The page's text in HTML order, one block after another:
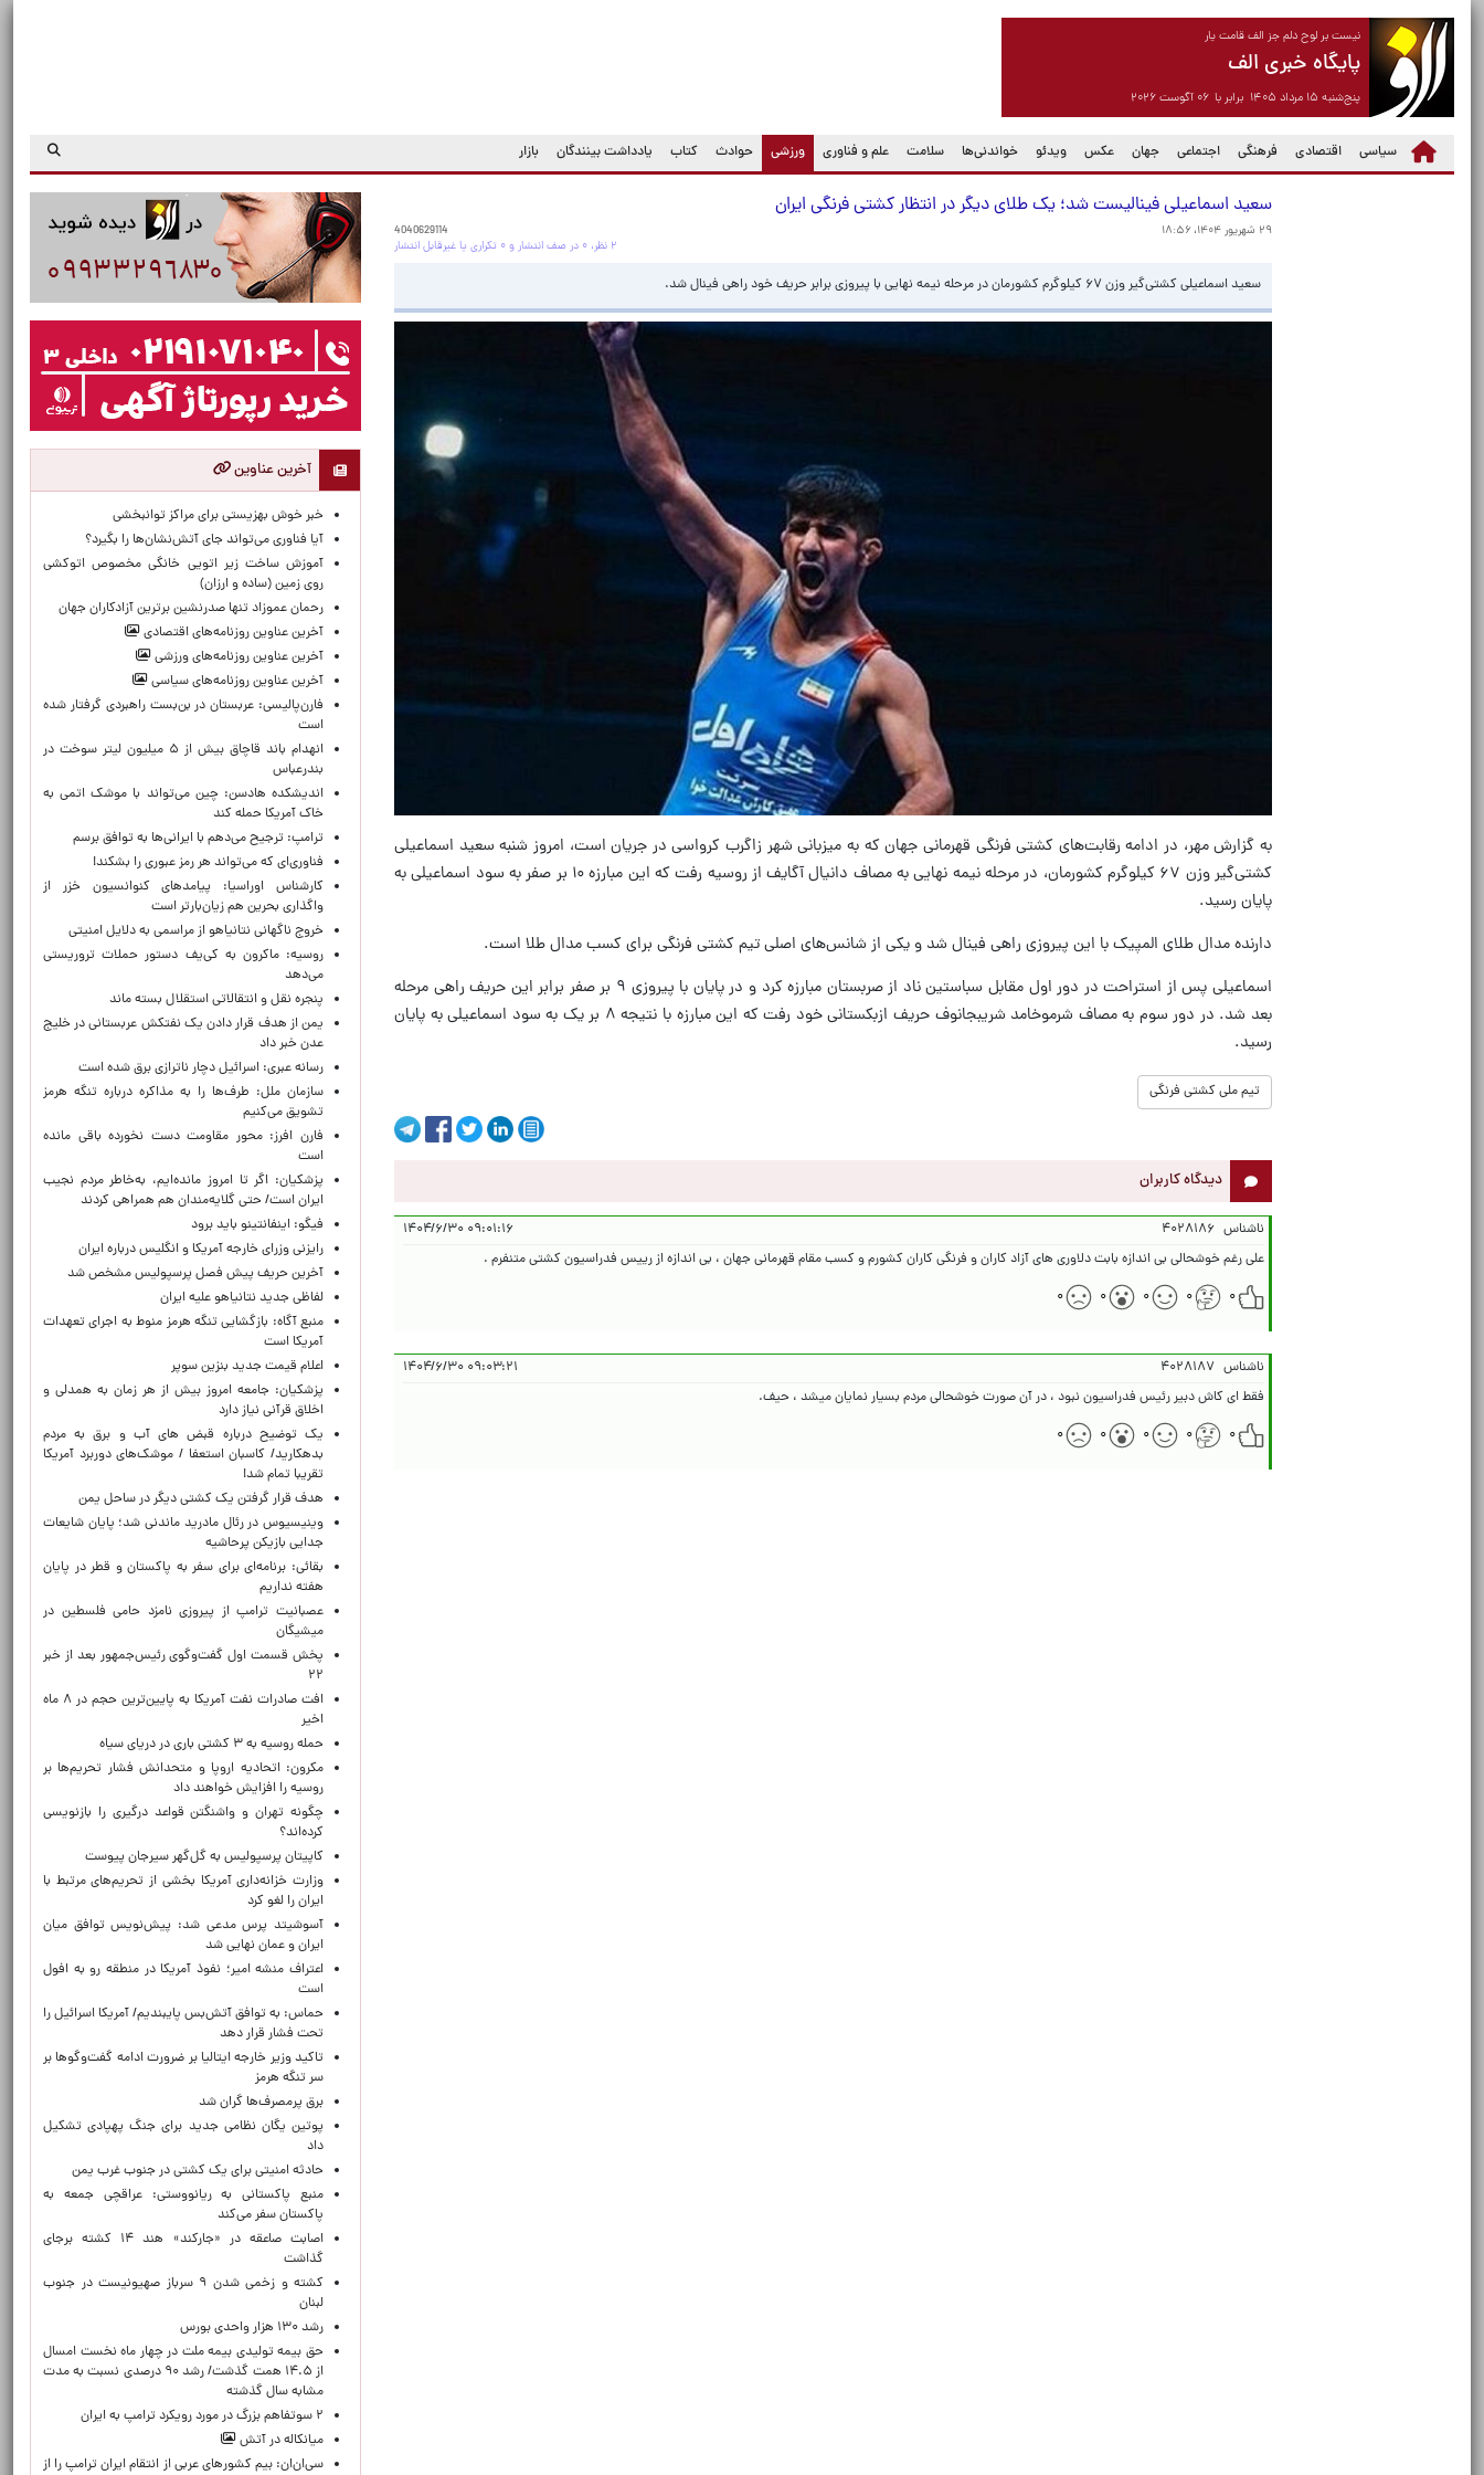
نیست بر لوح دلم جز الف قامت یار
پایگاه خبری الف
پنج‌شنبه ۱۵ مرداد ۱۴۰۵ برابر با ۰۶ آگوست ۲۰۲۶
سیاسی اقتصادی فرهنگی اجتماعی جهان عکس ویدئو خواندنی‌ها سلامت علم و فناوری ورزشی
(current) حوادث کتاب یادداشت بینندگان بازار
سعید اسماعیلی فینالیست شد؛ یک طلای دیگر در انتظار کشتی فرنگی ایران
۲۹ شهریور ۱۴۰۴، ۱۸:۵۶
4040629114
۲ نظر، ۰ در صف انتشار و ۰ تکراری یا غیرقابل انتشار
سعید اسماعیلی کشتی‌گیر وزن ۶۷ کیلوگرم کشورمان در مرحله نیمه نهایی با پیروزی برابر حریف خود راهی فینال شد.
به گزارش مهر، در ادامه رقابت‌های کشتی فرنگی قهرمانی جهان که به میزبانی شهر زاگرب کرواسی در جریان است، امروز شنبه سعید اسماعیلی
کشتی‌گیر وزن ۶۷ کیلوگرم کشورمان، در مرحله نیمه نهایی به مصاف دانیال آگایف از روسیه رفت که این مبارزه ۱۰ بر صفر به سود اسماعیلی به
پایان رسید.
دارنده مدال طلای المپیک با این پیروزی راهی فینال شد و یکی از شانس‌های اصلی تیم کشتی فرنگی برای کسب مدال طلا است.
اسماعیلی پس از استراحت در دور اول مقابل سباستین ناد از صربستان مبارزه کرد و در پایان با پیروزی ۹ بر صفر برابر این حریف راهی مرحله
بعد شد. در دور سوم به مصاف شرموخامد شریبجانوف حریف ازبکستانی خود رفت که این مبارزه با نتیجه ۸ بر یک به سود اسماعیلی به پایان
رسید.
تیم ملی کشتی فرنگی
دیدگاه کاربران
ناشناس ۴۰۲۸۱۸۶
۰۹:۰۱:۱۶ ۱۴۰۴/۶/۳۰
علی رغم خوشحالی بی اندازه بابت دلاوری های آزاد کاران و فرنگی کاران کشورم و کسب مقام قهرمانی جهان ، بی اندازه از رییس فدراسیون کشتی متنفرم .
۰
۰ ۰ ۰ ۰
ناشناس ۴۰۲۸۱۸۷
۰۹:۰۳:۲۱ ۱۴۰۴/۶/۳۰
فقط ای کاش دبیر رئیس فدراسیون نبود ، در آن صورت خوشحالی مردم بسیار نمایان میشد ، حیف.
۰
۰ ۰ ۰ ۰
آخرین عناوین
خبر خوش بهزیستی برای مراکز توانبخشی
آیا فناوری می‌تواند جای آتش‌نشان‌ها را بگیرد؟
آموزش ساخت زیر اتویی خانگی مخصوص اتوکشی
روی زمین (ساده و ارزان)
رحمان عموزاد تنها صدرنشین برترین آزادکاران جهان
آخرین عناوین روزنامه‌های اقتصادی
آخرین عناوین روزنامه‌های ورزشی
آخرین عناوین روزنامه‌های سیاسی
فارن‌پالیسی: عربستان در بن‌بست راهبردی گرفتار شده
است
انهدام باند قاچاق بیش از ۵ میلیون لیتر سوخت در
بندرعباس
اندیشکده هادسن: چین می‌تواند با موشک اتمی به
خاک آمریکا حمله کند
ترامپ: ترجیح می‌دهم با ایرانی‌‌ها به توافق برسم
فناوری‌ای که می‌تواند هر رمز عبوری را بشکند!
کارشناس اوراسیا: پیامدهای کنوانسیون خزر از
واگذاری بحرین هم زیان‌بارتر است
خروج ناگهانی نتانیاهو از مراسمی به دلایل امنیتی
روسیه: ماکرون به کی‌یف دستور حملات تروریستی
می‌دهد
پنجره‌ نقل و انتقالاتی استقلال بسته ماند
یمن از هدف قرار دادن یک نفتکش عربستانی در خلیج
عدن خبر داد
رسانه عبری: اسرائیل دچار ناترازی برق شده است
سازمان ملل: طرف‌ها را به مذاکره درباره تنگه هرمز
تشویق می‌کنیم
فارن افرز: محور مقاومت دست نخورده باقی مانده
است
پزشکیان: اگر تا امروز مانده‌ایم، به‌خاطر مردم نجیب
ایران است/ حتی گلایه‌مندان هم همراهی کردند
فیگو: اینفانتینو باید برود
رایزنی وزرای خارجه آمریکا و انگلیس درباره ایران
آخرین حریف پیش فصل پرسپولیس مشخص شد
لفاظی جدید نتانیاهو علیه ایران
منبع آگاه: بازگشایی تنگه هرمز منوط به اجرای تعهدات
آمریکا است
اعلام قیمت جدید بنزین سوپر
پزشکیان: جامعه امروز بیش از هر زمان به همدلی و
اخلاق قرآنی نیاز دارد
یک توضیح درباره قبض های آب و برق به مردم
بدهکارید/ کاسبان استعفا / موشک‌های دوربرد آمریکا
تقریبا تمام شد!
هدف قرار گرفتن یک کشتی دیگر در ساحل یمن
وینیسیوس در رئال مادرید ماندنی شد؛ پایان شایعات
جدایی بازیکن پرحاشیه
بقائی: برنامه‌ای برای سفر به پاکستان و قطر در پایان
هفته نداریم
عصبانیت ترامپ از پیروزی نامزد حامی فلسطین در
میشیگان
پخش قسمت اول گفت‌وگوی رئیس‌جمهور بعد از خبر
۲۲
افت صادرات نفت آمریکا به پایین‌ترین حجم در ۸ ماه
اخیر
حمله روسیه به ۳ کشتی باری در دریای سیاه
مکرون: اتحادیه اروپا و متحدانش فشار تحریم‌ها بر
روسیه را افزایش خواهند داد
چگونه تهران و واشنگتن قواعد درگیری را بازنویسی
کرده‌اند؟
کاپیتان پرسپولیس به گل‌گهر سیرجان پیوست
وزارت خزانه‌داری آمریکا بخشی از تحریم‌های مرتبط با
ایران را لغو کرد
آسوشیتد پرس مدعی شد: پیش‌نویس توافق میان
ایران و عمان نهایی شد
اعتراف منشه امیر؛ نفوذ آمریکا در منطقه رو به افول
است
حماس: به توافق آتش‌بس پایبندیم/ آمریکا اسرائیل را
تحت فشار قرار دهد
تاکید وزیر خارجه ایتالیا بر ضرورت ادامه گفت‌وگوها بر
سر تنگه هرمز
برق پرمصرف‌ها گران شد
پوتین یگان نظامی جدید برای جنگ پهپادی تشکیل
داد
حادثه امنیتی برای یک کشتی در جنوب غرب یمن
منبع پاکستانی به ریانووستی: عراقچی جمعه به
پاکستان سفر می‌کند
اصابت صاعقه در «جارکند» هند ۱۴ کشته برجای
گذاشت
کشته و زخمی شدن ۹ سرباز صهیونیست در جنوب
لبنان
رشد ۱۳۰ هزار واحدی بورس
حق بیمه تولیدی بیمه ملت در چهار ماه نخست امسال
از ۱۴.۵ همت گذشت/ رشد ۹۰ درصدی نسبت به مدت
مشابه سال گذشته
۲ سوتفاهم بزرگ در مورد رویکرد ترامپ به ایران
میانکاله در آتش
سی‌ان‌ان: بیم کشورهای عربی از انتقام ایران ترامپ را از